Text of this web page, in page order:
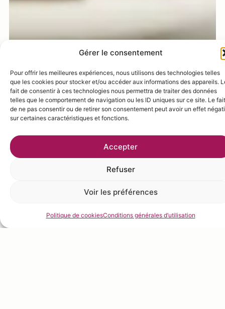
Gérer le consentement
Pour offrir les meilleures expériences, nous utilisons des technologies telles
que les cookies pour stocker et/ou accéder aux informations des appareils.
fait de consentir à ces technologies nous permettra de traiter des données
telles que le comportement de navigation ou les ID uniques sur ce site. Le fait
de ne pas consentir ou de retirer son consentement peut avoir un effet
sur certaines caractéristiques et fonctions.
Accepter
Refuser
Voir les préférences
Politique de cookiesConditions générales d’utilisation